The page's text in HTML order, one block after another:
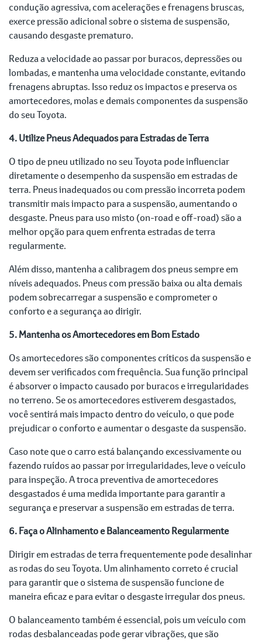
condução agressiva, com acelerações e frenagens bruscas,
exerce pressão adicional sobre o sistema de suspensão,
causando desgaste prematuro.
Reduza a velocidade ao passar por buracos, depressões ou
lombadas, e mantenha uma velocidade constante, evitando
frenagens abruptas. Isso reduz os impactos e preserva os
amortecedores, molas e demais componentes da suspensão
do seu Toyota.
4. Utilize Pneus Adequados para Estradas de Terra
O tipo de pneu utilizado no seu Toyota pode influenciar
diretamente o desempenho da suspensão em estradas de
terra. Pneus inadequados ou com pressão incorreta podem
transmitir mais impacto para a suspensão, aumentando o
desgaste. Pneus para uso misto (on-road e off-road) são a
melhor opção para quem enfrenta estradas de terra
regularmente.
Além disso, mantenha a calibragem dos pneus sempre em
níveis adequados. Pneus com pressão baixa ou alta demais
podem sobrecarregar a suspensão e comprometer o
conforto e a segurança ao dirigir.
5. Mantenha os Amortecedores em Bom Estado
Os amortecedores são componentes críticos da suspensão e
devem ser verificados com frequência. Sua função principal
é absorver o impacto causado por buracos e irregularidades
no terreno. Se os amortecedores estiverem desgastados,
você sentirá mais impacto dentro do veículo, o que pode
prejudicar o conforto e aumentar o desgaste da suspensão.
Caso note que o carro está balançando excessivamente ou
fazendo ruídos ao passar por irregularidades, leve o veículo
para inspeção. A troca preventiva de amortecedores
desgastados é uma medida importante para garantir a
segurança e preservar a suspensão em estradas de terra.
6. Faça o Alinhamento e Balanceamento Regularmente
Dirigir em estradas de terra frequentemente pode desalinhar
as rodas do seu Toyota. Um alinhamento correto é crucial
para garantir que o sistema de suspensão funcione de
maneira eficaz e para evitar o desgaste irregular dos pneus.
O balanceamento também é essencial, pois um veículo com
rodas desbalanceadas pode gerar vibrações, que são